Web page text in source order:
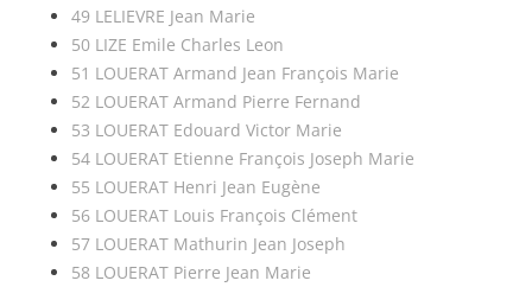
49 LELIEVRE Jean Marie
50 LIZE Emile Charles Leon
51 LOUERAT Armand Jean François Marie
52 LOUERAT Armand Pierre Fernand
53 LOUERAT Edouard Victor Marie
54 LOUERAT Etienne François Joseph Marie
55 LOUERAT Henri Jean Eugène
56 LOUERAT Louis François Clément
57 LOUERAT Mathurin Jean Joseph
58 LOUERAT Pierre Jean Marie